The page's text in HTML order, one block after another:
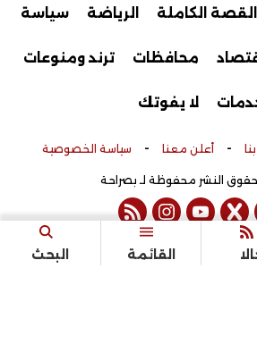
القائمة البحث
القصة الكاملة الرياضة سياسة
محافظات ترند ومنوعات
لا يفوتك
- أعلن معنا - سياسة الخصوصية
twitter
youtube
instagram
rss feed